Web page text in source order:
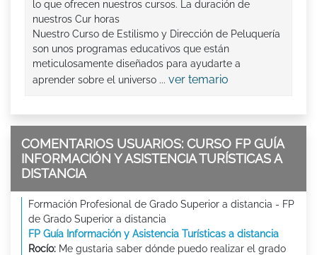
lo que ofrecen nuestros cursos. La duración de
nuestros Cur horas
Nuestro Curso de Estilismo y Dirección de Peluquería
son unos programas educativos que están
meticulosamente diseñados para ayudarte a
aprender sobre el universo ... ver temario
COMENTARIOS USUARIOS: CURSO FP GUÍA
INFORMACIÓN Y ASISTENCIA TURÍSTICAS A
DISTANCIA
Formación Profesional de Grado Superior a distancia - FP
de Grado Superior a distancia
FP Guía Información y Asistencia Turísticas a distancia
Rocío: Me gustaria saber dónde puedo realizar el grado